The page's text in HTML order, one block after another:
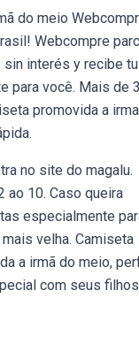
do meio
Webcompre
sin interés y recibe
para você. Mais de
promovida a
no site do magalu.
ao 10. Caso queira
especialmente
velha. Camiseta
a irmã do meio,
com seus